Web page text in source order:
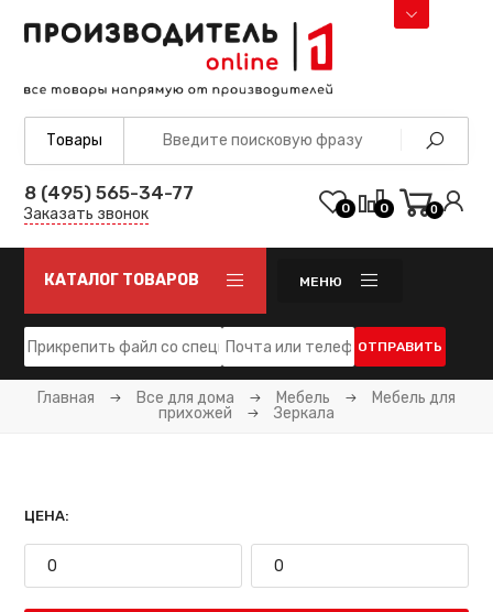
8 (495) 565-34-77
Заказать звонок 0 0 0
КАТАЛОГ ТОВАРОВ МЕНЮ
ОТПРАВИТЬ
Главная Все для дома Мебель
Мебель для
прихожей
Зеркала
ЦЕНА: